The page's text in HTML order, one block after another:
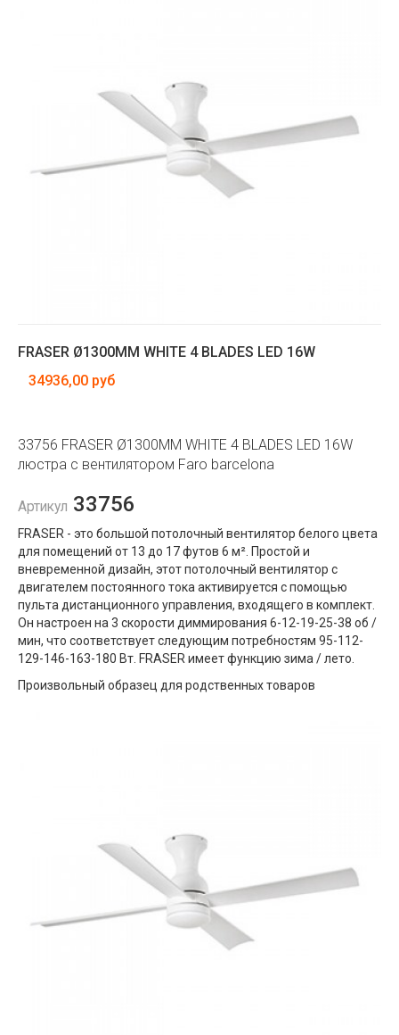
FRASER Ø1300MM WHITE 4 BLADES LED 16W
34936,00 руб
33756 FRASER Ø1300MM WHITE 4 BLADES LED 16W
люстра с вентилятором Faro barcelona
Артикул 33756
FRASER - это большой потолочный вентилятор белого цвета
для помещений от 13 до 17 футов 6 м². Простой и
вневременной дизайн, этот потолочный вентилятор с
двигателем постоянного тока активируется с помощью
пульта дистанционного управления, входящего в комплект.
Он настроен на 3 скорости диммирования 6-12-19-25-38 об /
мин, что соответствует следующим потребностям 95-112-
129-146-163-180 Вт. FRASER имеет функцию зима / лето.
Произвольный образец для родственных товаров